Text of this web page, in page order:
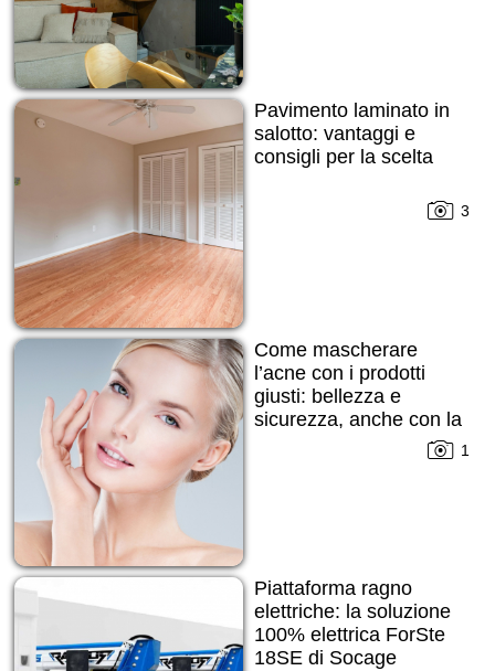
Pavimento laminato in
salotto: vantaggi e
consigli per la scelta
3
Come mascherare
l’acne con i prodotti
giusti: bellezza e
sicurezza, anche con la
1
Piattaforma ragno
elettriche: la soluzione
100% elettrica ForSte
18SE di Socage